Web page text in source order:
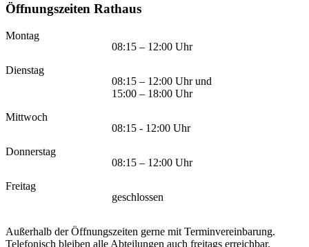
Öffnungszeiten Rathaus
Montag
08:15 – 12:00 Uhr
Dienstag
08:15 – 12:00 Uhr und
15:00 – 18:00 Uhr
Mittwoch
08:15 - 12:00 Uhr
Donnerstag
08:15 – 12:00 Uhr
Freitag
geschlossen
Außerhalb der Öffnungszeiten gerne mit Terminvereinbarung.
Telefonisch bleiben alle Abteilungen auch freitags erreichbar.